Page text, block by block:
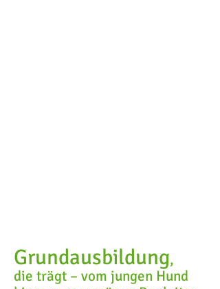
Grundausbildung,
die trägt – vom jungen Hund